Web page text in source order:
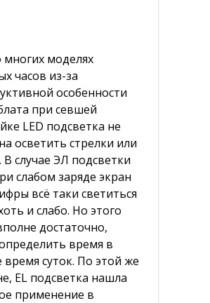
здоровье
отдых, туризм, спорт
(разное)
и термокружки
многих моделях
часов из-за
особенности
при севшей
LED подсветка не
осветить стрелки или
случае ЭЛ подсветки
слабом заряде экран
всё таки светиться
и слабо. Но этого
достаточно,
время в
время суток. По этой же
EL подсветка нашла
применение в